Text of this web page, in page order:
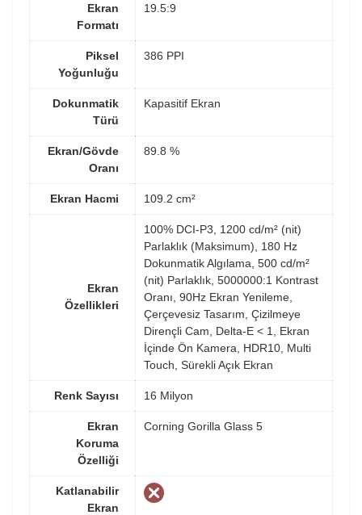
Ekran
Formatı
19.5:9
Piksel
Yoğunluğu
386 PPI
Dokunmatik
Türü
Kapasitif Ekran
Ekran/Gövde
Oranı
89.8 %
Ekran Hacmi 109.2 cm²
Ekran
Özellikleri
100% DCI-P3, 1200 cd/m² (nit)
Parlaklık (Maksimum), 180 Hz
Dokunmatik Algılama, 500 cd/m²
(nit) Parlaklık, 5000000:1 Kontrast
Oranı, 90Hz Ekran Yenileme,
Çerçevesiz Tasarım, Çizilmeye
Dirençli Cam, Delta-E < 1, Ekran
İçinde Ön Kamera, HDR10, Multi
Touch, Sürekli Açık Ekran
Renk Sayısı 16 Milyon
Ekran
Koruma
Özelliği
Corning Gorilla Glass 5
Katlanabilir
Ekran